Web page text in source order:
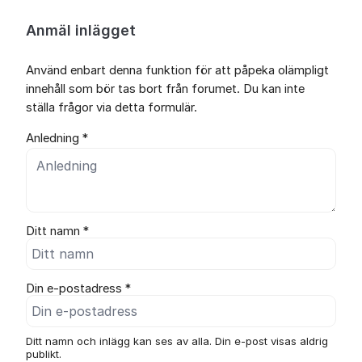
Anmäl inlägget
Använd enbart denna funktion för att påpeka olämpligt
innehåll som bör tas bort från forumet. Du kan inte
ställa frågor via detta formulär.
Anledning *
Ditt namn *
Din e-postadress *
Ditt namn och inlägg kan ses av alla. Din e-post visas aldrig
publikt.